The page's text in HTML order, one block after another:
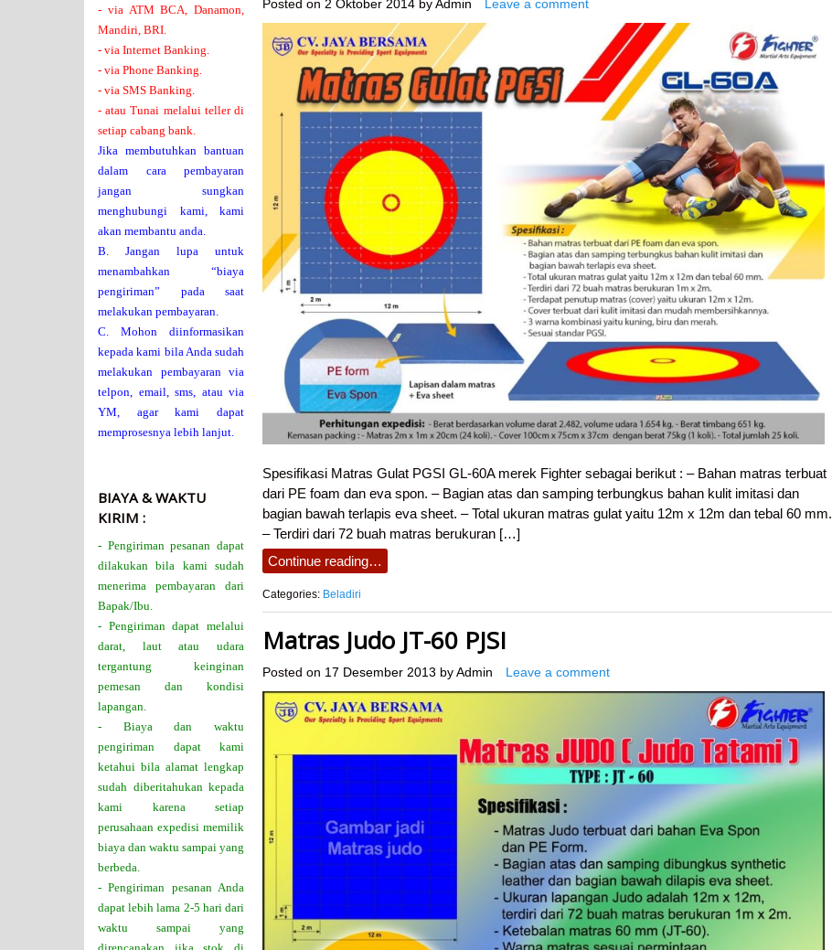
Posted on 2 Oktober 2014 by Admin Leave a comment
Spesifikasi Matras Gulat PGSI GL-60A merek Fighter sebagai berikut : – Bahan matras terbuat
dari PE foam dan eva spon. – Bagian atas dan samping terbungkus bahan kulit imitasi dan
bagian bawah terlapis eva sheet. – Total ukuran matras gulat yaitu 12m x 12m dan tebal 60 mm.
– Terdiri dari 72 buah matras berukuran […]
Continue reading…
Categories: Beladiri
Matras Judo JT-60 PJSI
Posted on 17 Desember 2013 by Admin Leave a comment
- via ATM BCA, Danamon,
Mandiri, BRI.
- via Internet Banking.
- via Phone Banking.
- via SMS Banking.
- atau Tunai melalui teller di
setiap cabang bank.
Jika membutuhkan bantuan
dalam cara pembayaran
jangan sungkan
menghubungi kami, kami
akan membantu anda.
B. Jangan lupa untuk
menambahkan “biaya
pengiriman” pada saat
melakukan pembayaran.
C. Mohon diinformasikan
kepada kami bila Anda sudah
melakukan pembayaran via
telpon, email, sms, atau via
YM, agar kami dapat
memprosesnya lebih lanjut.
BIAYA & WAKTU
KIRIM :
- Pengiriman pesanan dapat
dilakukan bila kami sudah
menerima pembayaran dari
Bapak/Ibu.
- Pengiriman dapat melalui
darat, laut atau udara
tergantung keinginan
pemesan dan kondisi
lapangan.
- Biaya dan waktu
pengiriman dapat kami
ketahui bila alamat lengkap
sudah diberitahukan kepada
kami karena setiap
perusahaan expedisi memilik
biaya dan waktu sampai yang
berbeda.
- Pengiriman pesanan Anda
dapat lebih lama 2-5 hari dari
waktu sampai yang